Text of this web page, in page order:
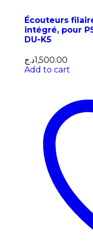
Écouteurs
intégré, pour
DU-K5
1,500.00د.ج
Add to cart